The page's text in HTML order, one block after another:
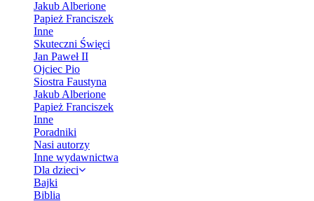
Jakub Alberione
Papież Franciszek
Inne
Skuteczni Święci
Jan Paweł II
Ojciec Pio
Siostra Faustyna
Jakub Alberione
Papież Franciszek
Inne
Poradniki
Nasi autorzy
Inne wydawnictwa
Dla dzieci
Bajki
Biblia